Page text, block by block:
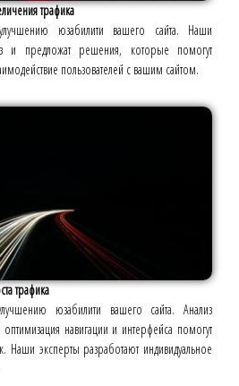
трафика
юзабилити вашего сайта. Наши
и предложат решения, которые помогут
пользователей с вашим сайтом.
трафика
юзабилити вашего сайта. Анализ
оптимизация навигации и интерфейса помогут
Наши эксперты разработают индивидуальное